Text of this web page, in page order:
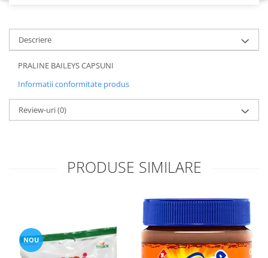
Descriere
PRALINE BAILEYS CAPSUNI
Informatii conformitate produs
Review-uri(0)
PRODUSE SIMILARE
NOU